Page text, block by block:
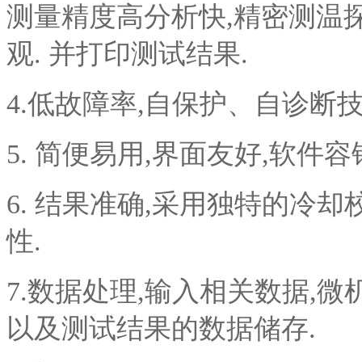
测量精度高分析快,精密测温
观. 并打印测试结果.
4.低故障率,自保护、自诊断
5. 简便易用,界面友好,软件
6. 结果准确,采用独特的冷却
性.
7.数据处理,输入相关数据,微
以及测试结果的数据储存.